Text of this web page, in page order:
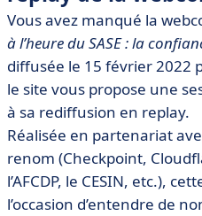
Vous avez manqué la
à l’heure du SASE : la
diffusée le 15 février 2022
le site vous propose une
à sa rediffusion en replay.
Réalisée en partenariat
renom (Checkpoint,
l’AFCDP, le CESIN, etc.),
l’occasion d’entendre de